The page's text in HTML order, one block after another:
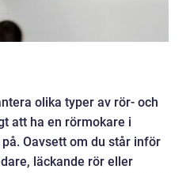
olika typer av rör- och
att ha en rörmokare i
Oavsett om du står inför
läckande rör eller